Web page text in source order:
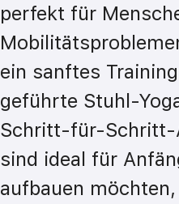
perfekt für
ein sanftes
geführte Stuhl-
Schritt-für-Schritt-
sind ideal für
aufbauen